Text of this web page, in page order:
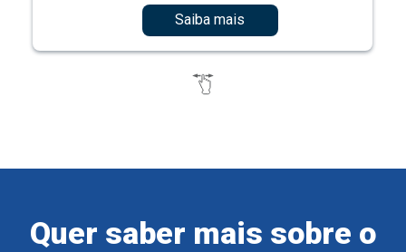
Saiba mais
Quer saber mais sobre o